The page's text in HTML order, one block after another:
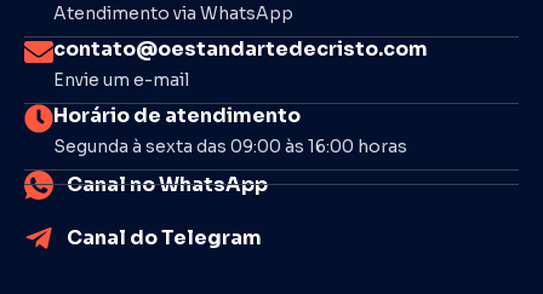
Atendimento via WhatsApp
contato@oestandartedecristo.com
Envie um e-mail
Horário de atendimento
Segunda à sexta das 09:00 às 16:00 horas
Canal no WhatsApp
Canal do Telegram